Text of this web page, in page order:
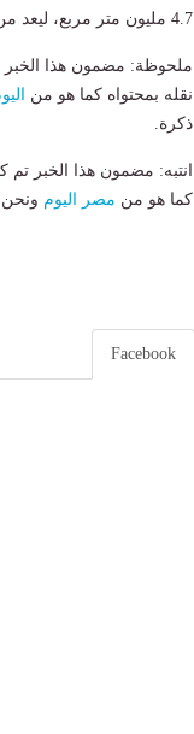
4.7 مليون متر مربع، ليعد من أكبر المجمعات الدفاعية والإدارية في المنطقة.
ملحوظة: مضمون هذا الخبر
نقله بمحتواه كما هو من
ذكرة.
انتبه: مضمون هذا الخبر تم
كما هو من مصر اليوم ونحن
Facebook